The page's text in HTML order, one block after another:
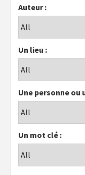
Auteur :
Un lieu :
Une personne ou
Un mot clé :